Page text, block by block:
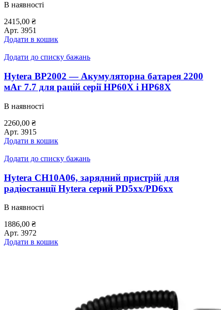
В наявності
2415,00 ₴
Арт. 3951
Додати в кошик
Додати до списку бажань
Hytera BP2002 — Акумуляторна батарея 2200
мАг 7.7 для рацій серії HP60X і HP68X
В наявності
2260,00 ₴
Арт. 3915
Додати в кошик
Додати до списку бажань
Hytera CH10A06, зарядний пристрій для
радіостанції Hytera серий PD5xx/PD6xx
В наявності
1886,00 ₴
Арт. 3972
Додати в кошик